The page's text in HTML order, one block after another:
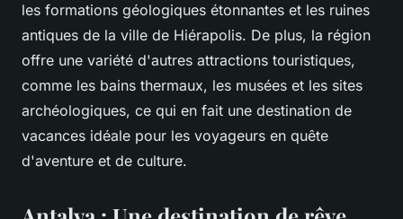
les formations géologiques étonnantes et les ruines
antiques de la ville de Hiérapolis. De plus, la région
offre une variété d'autres attractions touristiques,
comme les bains thermaux, les musées et les sites
archéologiques, ce qui en fait une destination de
vacances idéale pour les voyageurs en quête
d'aventure et de culture.